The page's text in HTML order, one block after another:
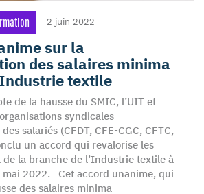
2 juin 2022
sur la
des salaires minima
Industrie textile
de la hausse du SMIC, l’UIT et
syndicales
salariés (CFDT, CFE-CGC, CFTC,
un accord qui revalorise les
la branche de l’Industrie textile à
2022. Cet accord unanime, qui
des salaires minima